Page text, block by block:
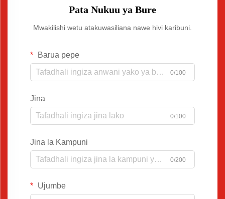
Pata Nukuu ya Bure
Mwakilishi wetu atakuwasiliana nawe hivi karibuni.
Barua pepe
0/100
Jina
0/100
Jina la Kampuni
0/200
Ujumbe